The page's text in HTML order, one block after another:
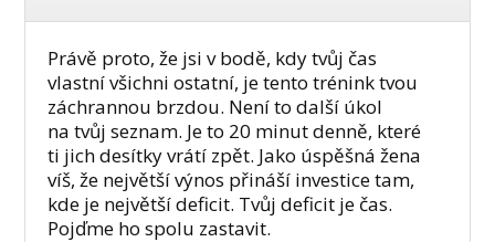
Právě proto, že jsi v bodě, kdy tvůj čas
vlastní všichni ostatní, je tento trénink tvou
záchrannou brzdou. Není to další úkol
na tvůj seznam. Je to 20 minut denně, které
ti jich desítky vrátí zpět. Jako úspěšná žena
víš, že největší výnos přináší investice tam,
kde je největší deficit. Tvůj deficit je čas.
Pojďme ho spolu zastavit.